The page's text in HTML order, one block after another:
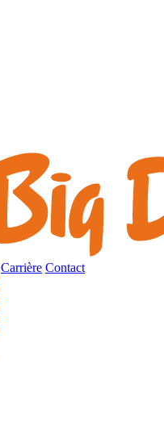
Carrière Contact